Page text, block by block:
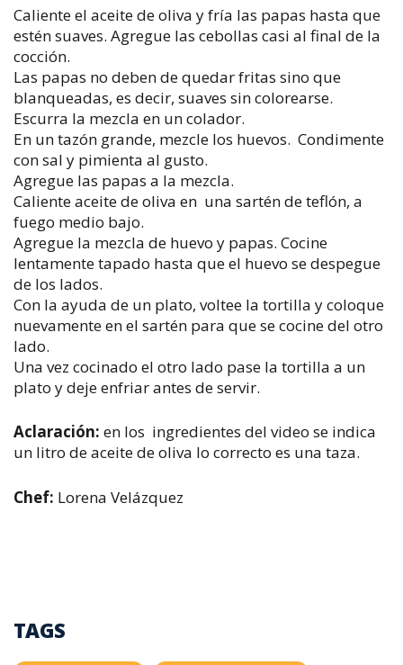
Caliente el aceite de oliva y fría las papas hasta que
estén suaves. Agregue las cebollas casi al final de la
cocción.
Las papas no deben de quedar fritas sino que
blanqueadas, es decir, suaves sin colorearse.
Escurra la mezcla en un colador.
En un tazón grande, mezcle los huevos. Condimente
con sal y pimienta al gusto.
Agregue las papas a la mezcla.
Caliente aceite de oliva en una sartén de teflón, a
fuego medio bajo.
Agregue la mezcla de huevo y papas. Cocine
lentamente tapado hasta que el huevo se despegue
de los lados.
Con la ayuda de un plato, voltee la tortilla y coloque
nuevamente en el sartén para que se cocine del otro
lado.
Una vez cocinado el otro lado pase la tortilla a un
plato y deje enfriar antes de servir.
Aclaración: en los ingredientes del video se indica
un litro de aceite de oliva lo correcto es una taza.
Chef: Lorena Velázquez
TAGS